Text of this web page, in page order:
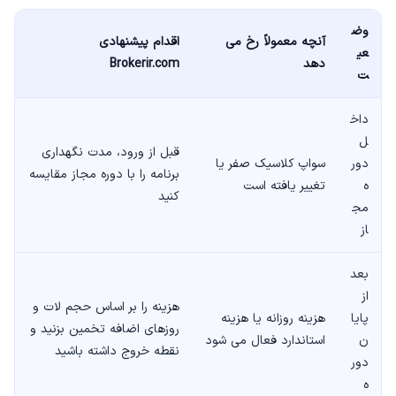
وض
عی
ت
آنچه معمولاً رخ می
دهد
اقدام پیشنهادی
Brokerir.com
داخ
ل
دور
ه
مج
از
سواپ کلاسیک صفر یا
تغییر یافته است
قبل از ورود، مدت نگهداری
برنامه را با دوره مجاز مقایسه
کنید
بعد
از
پایا
ن
دور
ه
هزینه روزانه یا هزینه
استاندارد فعال می شود
هزینه را بر اساس حجم لات و
روزهای اضافه تخمین بزنید و
نقطه خروج داشته باشید